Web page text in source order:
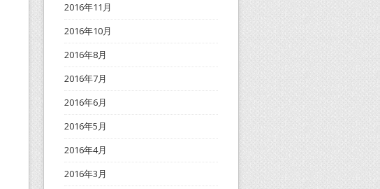
2016年11月
2016年10月
2016年8月
2016年7月
2016年6月
2016年5月
2016年4月
2016年3月